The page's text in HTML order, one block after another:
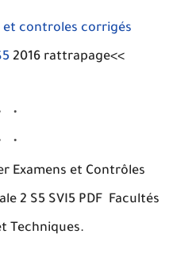
et controles corrigés
2016 rattrapage<<
Examens et Contrôles
2 S5 SVI5 PDF Facultés
Techniques.